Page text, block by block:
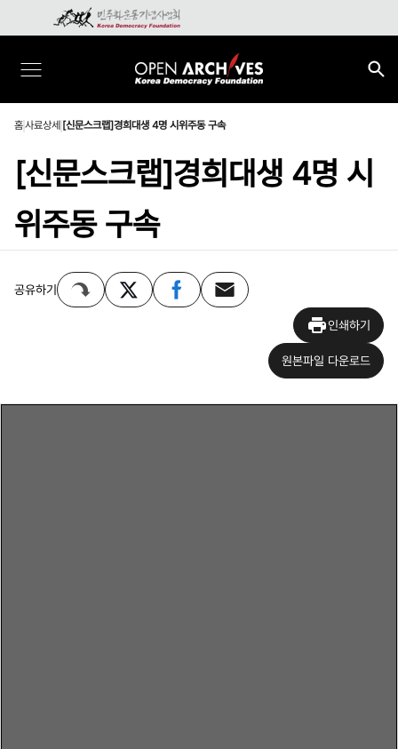
홈사료상세 [신문스크랩]경희대생 4명 시위주동 구속
[신문스크랩]경희대생 4명 시
위주동 구속
공유하기
인쇄하기
원본파일 다운로드